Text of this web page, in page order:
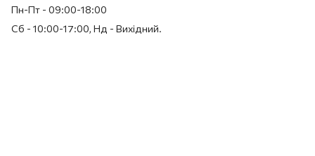
Пн-Пт - 09:00-18:00
Сб - 10:00-17:00, Нд - Вихідний.